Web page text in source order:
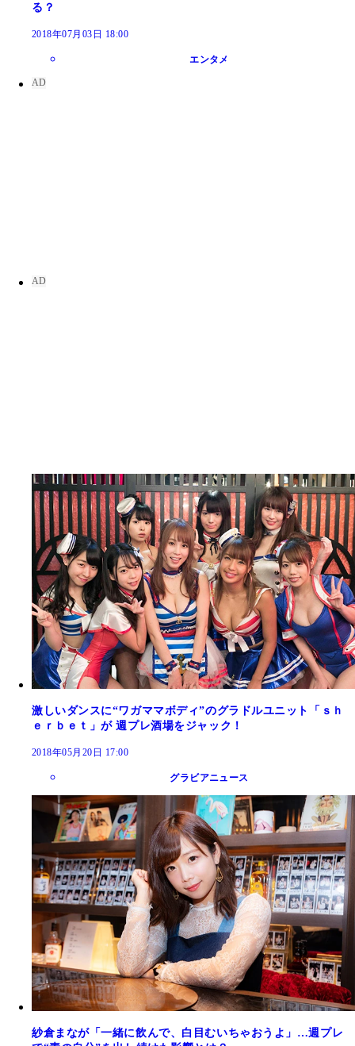
る？
2018年07月03日 18:00
エンタメ
激しいダンスに“ワガママボディ”のグラドルユニット「ｓｈ
ｅｒｂｅｔ」が 週プレ酒場をジャック！
2018年05月20日 17:00
グラビアニュース
紗倉まなが「一緒に飲んで、白目むいちゃおうよ」…週プレ